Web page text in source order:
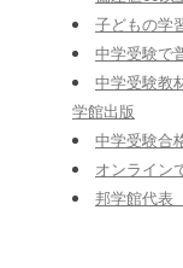
子どもの学
中学受験で
中学受験教
学館出版
中学受験合
オンライン
邦学館代